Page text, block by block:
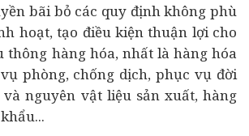
bãi bỏ các quy định không phù
hoạt, tạo điều kiện thuận lợi cho
thông hàng hóa, nhất là hàng hóa
phòng, chống dịch, phục vụ đời
và nguyên vật liệu sản xuất, hàng